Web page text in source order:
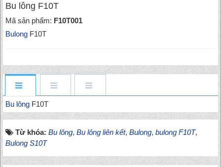
Bu lông F10T
Mã sản phẩm: F10T001
Bulong F10T
Bu lông F10T
Từ khóa: Bu lông, Bu lông liên kết, Bulong, bulong F10T,
Bulong S10T